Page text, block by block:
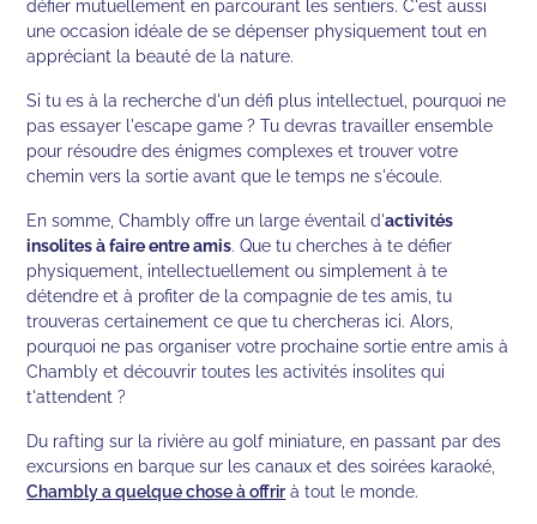
défier mutuellement en parcourant les sentiers. C'est aussi
une occasion idéale de se dépenser physiquement tout en
appréciant la beauté de la nature.
Si tu es à la recherche d'un défi plus intellectuel, pourquoi ne
pas essayer l'escape game ? Tu devras travailler ensemble
pour résoudre des énigmes complexes et trouver votre
chemin vers la sortie avant que le temps ne s'écoule.
En somme, Chambly offre un large éventail d'activités
insolites à faire entre amis. Que tu cherches à te défier
physiquement, intellectuellement ou simplement à te
détendre et à profiter de la compagnie de tes amis, tu
trouveras certainement ce que tu chercheras ici. Alors,
pourquoi ne pas organiser votre prochaine sortie entre amis à
Chambly et découvrir toutes les activités insolites qui
t'attendent ?
Du rafting sur la rivière au golf miniature, en passant par des
excursions en barque sur les canaux et des soirées karaoké,
Chambly a quelque chose à offrir à tout le monde.